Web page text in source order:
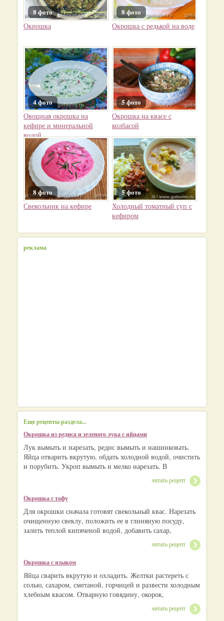
8 фото
Окрошка
8 фото
Окрошка с редькой на воде
4 фото
Овощная окрошка на
кефире и минеральной
водой
5 фото
Окрошка на квасе с
колбасой
8 фото
Свекольник на кефире
5 фото
Холодный томатный суп с
кефиром
реклама
Еще рецепты раздела...
Окрошка из редиса и зеленого лука с яйцами
Лук вымыть и нарезать, редис вымыть и нашинковать.
Яйца отварить вкрутую, обдать холодной водой, очистить
и порубить. Укроп вымыть и мелко нарезать. В
читать рецепт
Окрошка с тофу
Для окрошки сначала готовят свекольный квас. Нарезать
очищенную свеклу, положить ее в глиняную посуду,
залить теплой кипяченой водой, добавить сахар,
читать рецепт
Окрошка с языком
Яйца сварить вкрутую и охладить. Желтки растереть с
солью, сахаром, сметаной, горчицей и развести холодным
хлебным квасом. Отварную говядину, окорок,
читать рецепт